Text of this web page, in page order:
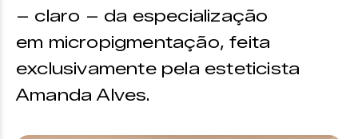
– claro – da especialização
em micropigmentação, feita
exclusivamente pela esteticista
Amanda Alves.